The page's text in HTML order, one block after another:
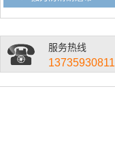
服务热线
13735930811